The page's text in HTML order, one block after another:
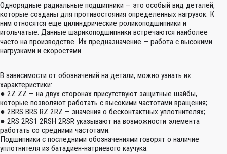
Однорядные радиальные подшипники — это особый вид деталей,
которые созданы для противостояния определенных нагрузок. К
ним относятся еще цилиндрические роликоподшипники и
игольчатые. Данные шарикоподшипники встречаются наиболее
часто на производстве. Их предназначение — работа с высокими
нагрузками и скоростями.
В зависимости от обозначений на детали, можно узнать их
характеристики:
● 2Z ZZ — на двух сторонах присутствуют защитные шайбы,
которые позволяют работать с высокими частотами вращения;
● 2BRS BRS RZ 2RZ — значения о бесконтактных уплотнителях;
● 2RS 2RS1 2RSH 2RSR указывают на возможности элемента
работать со средними частотами.
Подшипники с последними обозначениями говорят о наличие
уплотнителя из батадиен-натриевого каучука.